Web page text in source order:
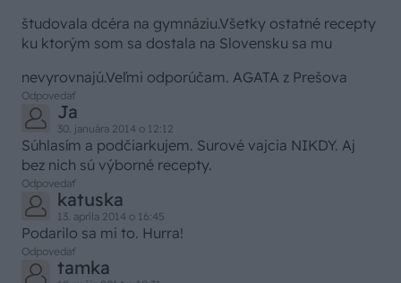
študovala dcéra na gymnáziu.Všetky ostatné recepty
ku ktorým som sa dostala na Slovensku sa mu
nevyrovnajú.Veľmi odporúčam. AGATA z Prešova
Odpovedať
Ja
30. januára 2014 o 12:12
Súhlasím a podčiarkujem. Surové vajcia NIKDY. Aj
bez nich sú výborné recepty.
Odpovedať
katuska
13. apríla 2014 o 16:45
Podarilo sa mi to. Hurra!
Odpovedať
tamka